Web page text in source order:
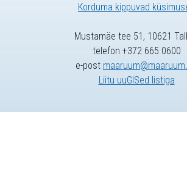
Korduma kippuvad
Mustamäe tee 51, 10621
telefon +372 665 0600
e-post
Liitu uuGISed listiga